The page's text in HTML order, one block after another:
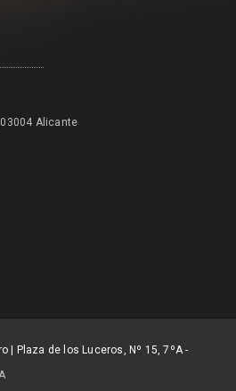
Alicante
| Plaza de los Luceros, Nº 15, 7ºA -